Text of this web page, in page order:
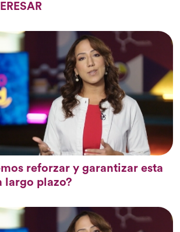
reforzar y garantizar esta
largo plazo?